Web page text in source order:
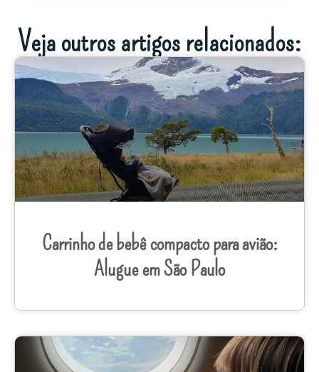
Veja outros artigos relacionados:
Carrinho de bebê compacto para avião:
Alugue em São Paulo